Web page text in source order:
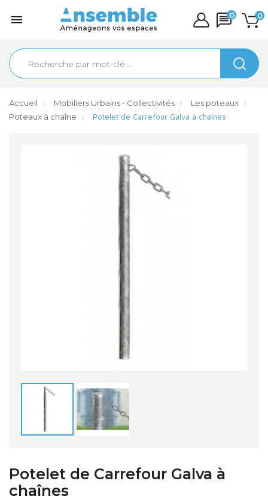
 0
0
Accueil Mobiliers Urbains - Collectivités
Les poteaux
Poteaux à chaîne
Potelet de Carrefour Galva à chaînes
Potelet de Carrefour Galva à
chaînes